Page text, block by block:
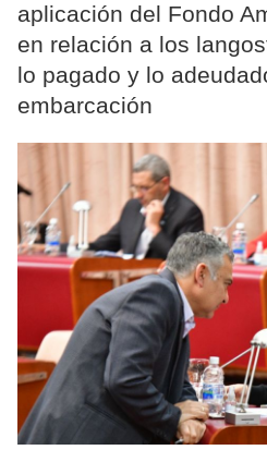
aplicación del Fondo
en relación a los
lo pagado y lo
embarcación